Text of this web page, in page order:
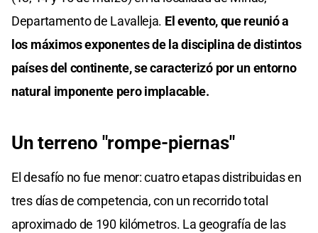
Departamento de Lavalleja. El evento, que reunió a
los máximos exponentes de la disciplina de distintos
países del continente, se caracterizó por un entorno
natural imponente pero implacable.
Un terreno "rompe-piernas"
El desafío no fue menor: cuatro etapas distribuidas en
tres días de competencia, con un recorrido total
aproximado de 190 kilómetros. La geografía de las